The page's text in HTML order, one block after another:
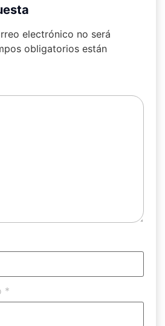
electrónico no será
obligatorios están
*